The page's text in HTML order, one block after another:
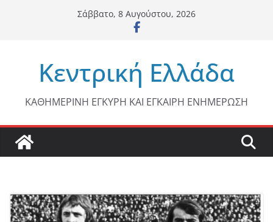
Σάββατο, 8 Αυγούστου, 2026
Κεντρική Ελλάδα
ΚΑΘΗΜΕΡΙΝΗ ΕΓΚΥΡΗ ΚΑΙ ΕΓΚΑΙΡΗ ΕΝΗΜΕΡΩΣΗ